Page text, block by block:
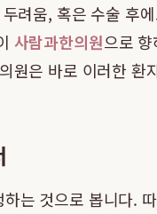
려움, 혹은 수술 후
사람과한의원으로
은 바로 이러한
는 것으로 봅니다.